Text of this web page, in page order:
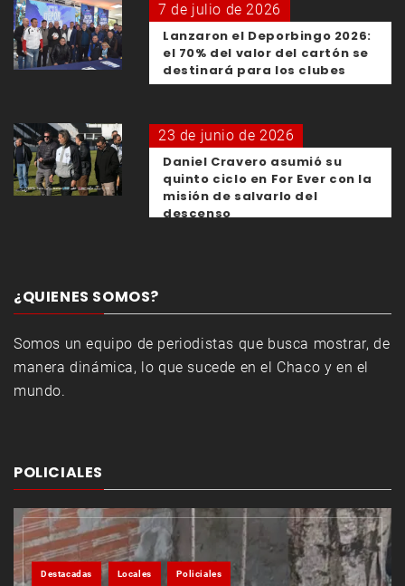
7 de julio de 2026
Lanzaron el Deporbingo 2026:
el 70% del valor del cartón se
destinará para los clubes
23 de junio de 2026
Daniel Cravero asumió su
quinto ciclo en For Ever con la
misión de salvarlo del
descenso
¿QUIENES SOMOS?
Somos un equipo de periodistas que busca mostrar, de
manera dinámica, lo que sucede en el Chaco y en el
mundo.
POLICIALES
Destacadas Locales Policiales